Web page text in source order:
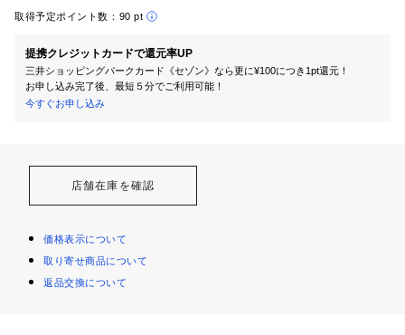
取得予定ポイント数： 90 pt
提携クレジットカードで還元率UP
三井ショッピングパークカード《セゾン》なら更に¥100につき1pt還元！
お申し込み完了後、最短５分でご利用可能！
今すぐお申し込み
店舗在庫を確認
価格表示について
取り寄せ商品について
返品交換について